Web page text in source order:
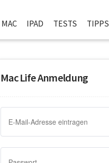
MAC IPAD TESTS TIPPS
Mac Life Anmeldung